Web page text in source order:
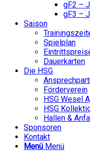
gF2 –
gF3 –
Saison
Spielplan
Dauerkarten
Die HSG
Förderverein
HSG Wesel
HSG
Hallen &
Sponsoren
Kontakt
Menü Menü